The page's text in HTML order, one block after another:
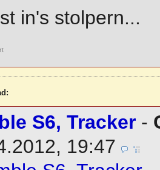
in's stolpern...
S6, Tracker-
19:47